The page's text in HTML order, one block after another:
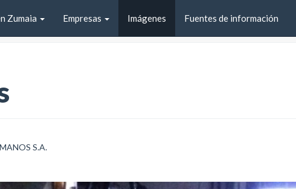
Zumaia Empresas Imágenes Fuentes de información
S.A.